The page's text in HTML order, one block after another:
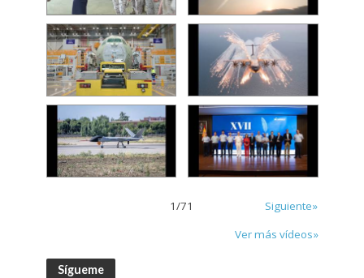
1/71
Siguiente»
Ver más vídeos»
Sígueme